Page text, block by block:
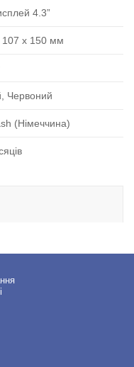
4.3”
107 x 150 мм
Червоний
(Німеччина)